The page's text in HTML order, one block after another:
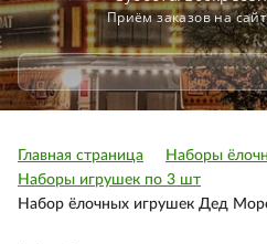
Приём заказов на
Главная страница
Наборы
Наборы игрушек по 3 шт
Набор ёлочных игрушек Дед